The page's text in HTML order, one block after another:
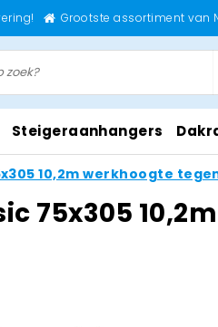
Grootste assortiment van
Steigeraanhangers
10,2m werkhoogte
75x305